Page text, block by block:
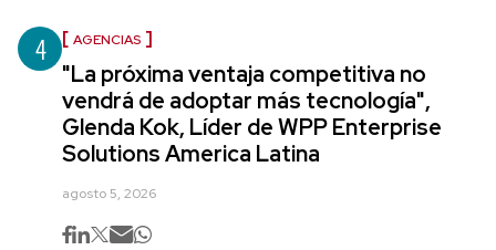
4 AGENCIAS
"La próxima ventaja competitiva no
vendrá de adoptar más tecnología",
Glenda Kok, Líder de WPP Enterprise
Solutions America Latina
agosto 5, 2026